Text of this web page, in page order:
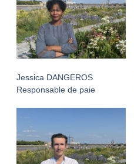
Jessica DANGEROS
Responsable de paie